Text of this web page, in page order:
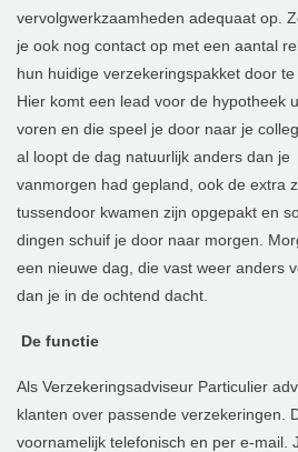
vervolgwerkzaamheden adequaat op.
je ook nog contact op met een aantal
hun huidige verzekeringspakket door te
Hier komt een lead voor de hypotheek
voren en die speel je door naar je
al loopt de dag natuurlijk anders dan je
vanmorgen had gepland, ook de extra
tussendoor kwamen zijn opgepakt en
dingen schuif je door naar morgen.
een nieuwe dag, die vast weer anders
dan je in de ochtend dacht.
De functie
Als Verzekeringsadviseur Particulier
klanten over passende verzekeringen.
voornamelijk telefonisch en per e-mail.